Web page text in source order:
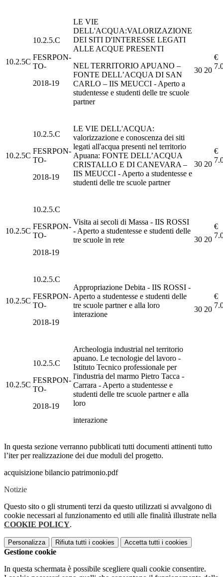
10.2.5C
10.2.5.C
FESRPON-
TO-
2018-19
LE VIE
DELL'ACQUA:VALORIZAZIONE
DEI SITI D'INTERESSE LEGATI
ALLE ACQUE PRESENTI
NEL TERRITORIO APUANO –
FONTE DELL’ACQUA DI SAN
CARLO – IIS MEUCCI - Aperto a
studentesse e studenti delle tre scuole
partner
30 20
€
10.2.5C
10.2.5.C
FESRPON-
TO-
2018-19
LE VIE DELL'ACQUA:
valorizzazione e conoscenza dei siti
legati all'acqua presenti nel territorio
Apuana: FONTE DELL’ACQUA
CRISTALLO E DI CANEVARA –
IIS MEUCCI - Aperto a studentesse e
studenti delle tre scuole partner
30 20
€
10.2.5C
10.2.5.C
FESRPON-
TO-
2018-19
Visita ai secoli di Massa - IIS ROSSI
- Aperto a studentesse e studenti delle
tre scuole in rete
30 20
€
10.2.5C
10.2.5.C
FESRPON-
TO-
2018-19
Appropriazione Debita - IIS ROSSI -
Aperto a studentesse e studenti delle
tre scuole partner e alla loro
interazione
30 20
€
10.2.5C
10.2.5.C
FESRPON-
TO-
2018-19
Archeologia industrial nel territorio
apuano. Le tecnologie del lavoro -
Istituto Tecnico professionale per
l'industria del marmo Pietro Tacca -
Carrara - Aperto a studentesse e
studenti delle tre scuole partner e alla
loro
interazione
In questa sezione verranno pubblicati tutti documenti attinenti tutto
l’iter per realizzazione dei due moduli del progetto.
acquisizione bilancio patrimonio.pdf
Notizie
Questo sito o gli strumenti terzi da questo utilizzati si avvalgono di
cookie necessari al funzionamento ed utili alle finalità illustrate nella
COOKIE POLICY.
Personalizza Rifiuta tutti i cookies Accetta tutti i cookies
Gestione cookie
In questa schermata è possibile scegliere quali cookie consentire.